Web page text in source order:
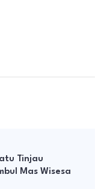
Tinjau
Mas Wisesa